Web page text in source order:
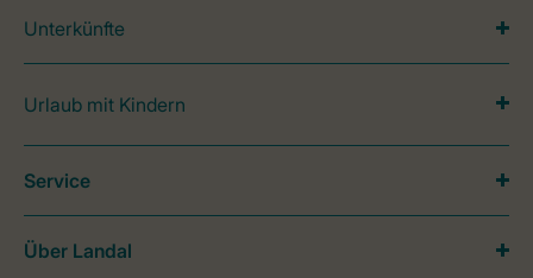
Unterkünfte
Urlaub mit Kindern
Service
Über Landal